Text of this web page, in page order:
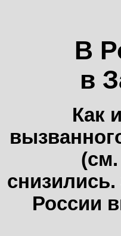
В
в
Как
России